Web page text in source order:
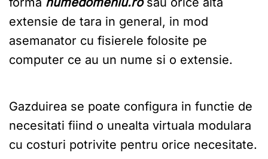
extensie de tara in general, in mod
asemanator cu fisierele folosite pe
computer ce au un nume si o extensie.
Gazduirea se poate configura in functie de
necesitati fiind o unealta virtuala modulara
cu costuri potrivite pentru orice necesitate.